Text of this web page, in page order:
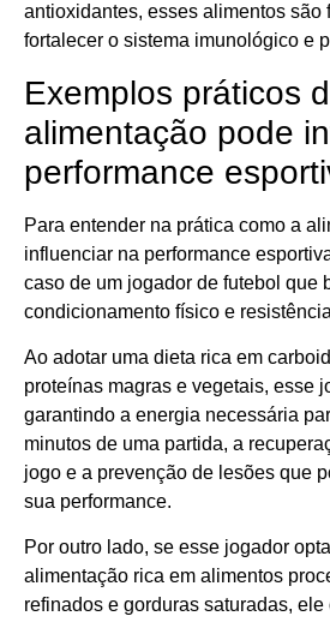
antioxidantes, esses alimentos são
fortalecer o sistema imunológico e
Exemplos práticos
alimentação pode
performance
Para entender na prática como a
influenciar na performance
caso de um jogador de futebol que
condicionamento físico e
Ao adotar uma dieta rica em
proteínas magras e vegetais, esse
garantindo a energia necessária
minutos de uma partida, a
jogo e a prevenção de lesões que
sua performance.
Por outro lado, se esse jogador
alimentação rica em alimentos
refinados e gorduras saturadas,